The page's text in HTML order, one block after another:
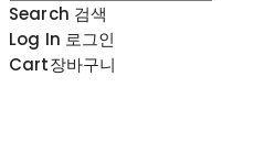
Search 검색
Log In 로그인
Cart장바구니